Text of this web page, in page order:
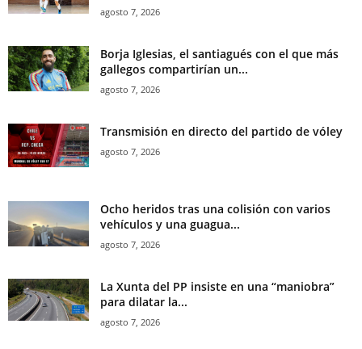
agosto 7, 2026
Borja Iglesias, el santiagués con el que más
gallegos compartirían un...
agosto 7, 2026
Transmisión en directo del partido de vóley
agosto 7, 2026
Ocho heridos tras una colisión con varios
vehículos y una guagua...
agosto 7, 2026
La Xunta del PP insiste en una “maniobra”
para dilatar la...
agosto 7, 2026